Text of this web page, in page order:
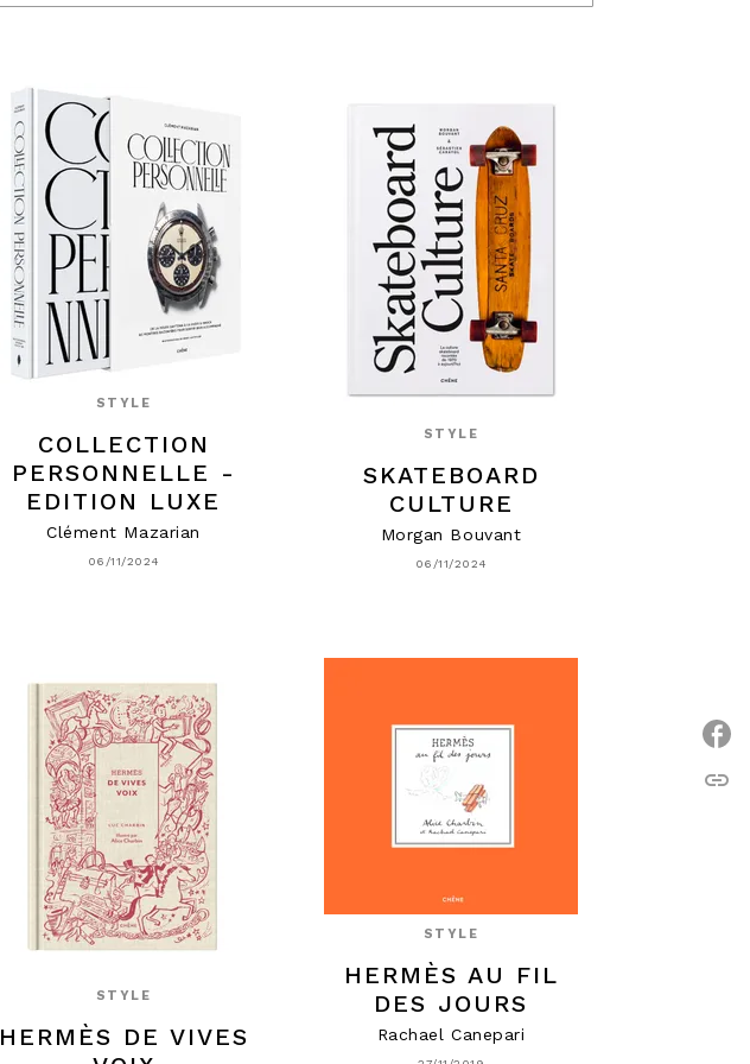
STYLE
COLLECTION
PERSONNELLE -
EDITION LUXE
Clément Mazarian
06/11/2024
STYLE
SKATEBOARD
CULTURE
Morgan Bouvant
06/11/2024
STYLE
HERMÈS DE VIVES
STYLE
HERMÈS AU FIL
DES JOURS
Rachael Canepari
link